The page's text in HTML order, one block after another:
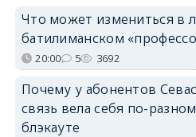
Что может измениться в
батилиманском
20:00 5 3692
Почему у абонентов
связь вела себя по-
блэкауте